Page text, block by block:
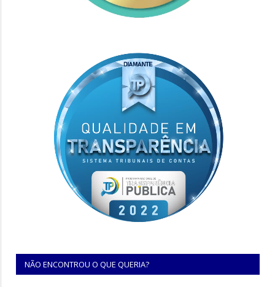
NÃO ENCONTROU O QUE QUERIA?